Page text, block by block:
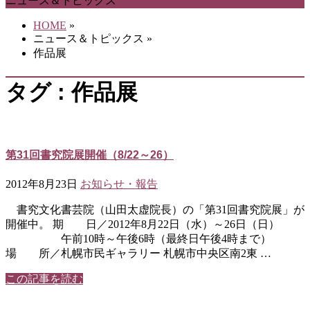
HOME »
ニュース＆トピックス »
作品展
タグ : 作品展
第31回書究院展開催（8/22～26）
2012年8月23日 お知らせ・報告
書究文化書芸院（山田太虚院長）の「第31回書究院展」が
開催中。 期 日／2012年8月22日（水）～26日（日）
午前10時～午後6時（最終日午後4時まで）
場 所／札幌市民ギャラリー 札幌市中央区南2東 …
この記事を読む